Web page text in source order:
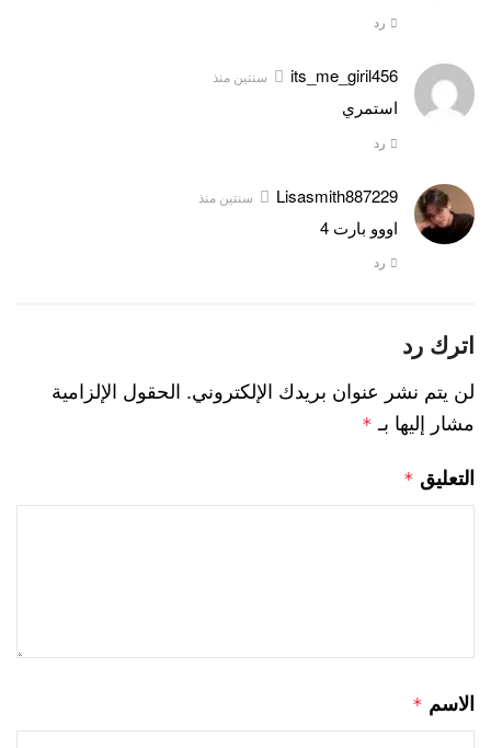
رد
its_me_giril456 سنتين منذ
استمري
رد
Lisasmith887229 سنتين منذ
اووو بارت 4
رد
اترك رد
لن يتم نشر عنوان بريدك الإلكتروني. الحقول الإلزامية
مشار إليها بـ *
التعليق *
الاسم *